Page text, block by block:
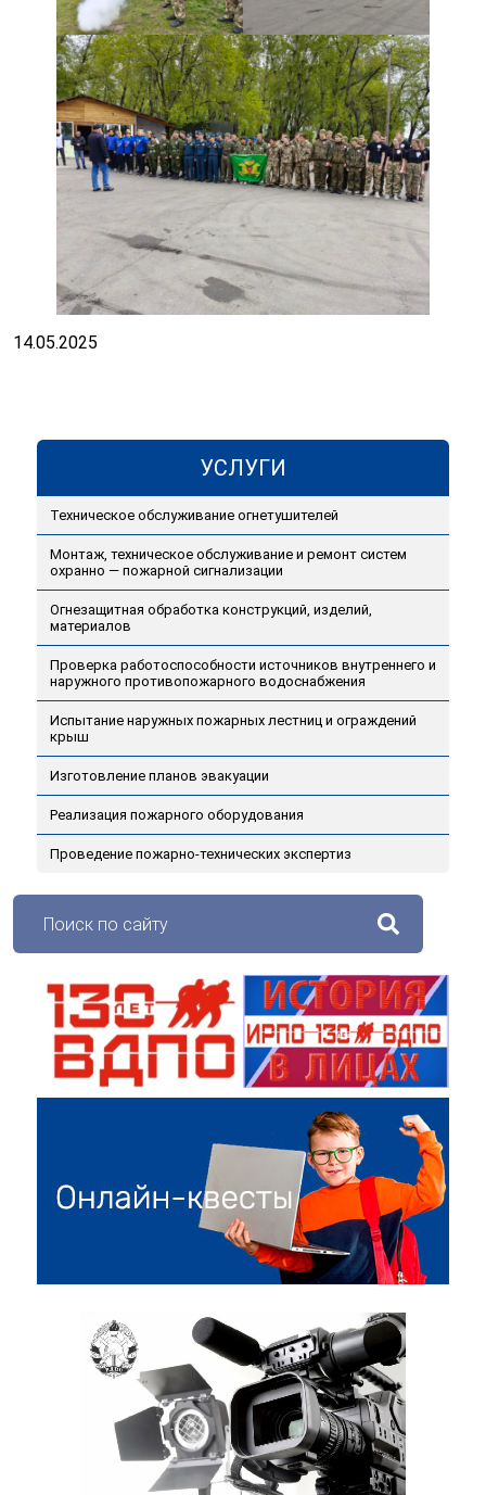
14.05.2025
УСЛУГИ
Техническое обслуживание огнетушителей
Монтаж, техническое обслуживание и ремонт систем
охранно — пожарной сигнализации
Огнезащитная обработка конструкций, изделий,
материалов
Проверка работоспособности источников внутреннего и
наружного противопожарного водоснабжения
Испытание наружных пожарных лестниц и ограждений
крыш
Изготовление планов эвакуации
Реализация пожарного оборудования
Проведение пожарно-технических экспертиз